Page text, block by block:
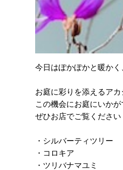
今日はぽかぽかと暖かく
お庭に彩りを添えるア
この機会にお庭にいかが
ぜひお店でご覧ください
・シルバーティツリー
・コロキア
・ツリバナマユミ